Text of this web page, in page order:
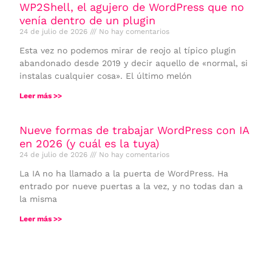
WP2Shell, el agujero de WordPress que no
venía dentro de un plugin
24 de julio de 2026 No hay comentarios
Esta vez no podemos mirar de reojo al típico plugin
abandonado desde 2019 y decir aquello de «normal, si
instalas cualquier cosa». El último melón
Leer más >>
Nueve formas de trabajar WordPress con IA
en 2026 (y cuál es la tuya)
24 de julio de 2026 No hay comentarios
La IA no ha llamado a la puerta de WordPress. Ha
entrado por nueve puertas a la vez, y no todas dan a
la misma
Leer más >>